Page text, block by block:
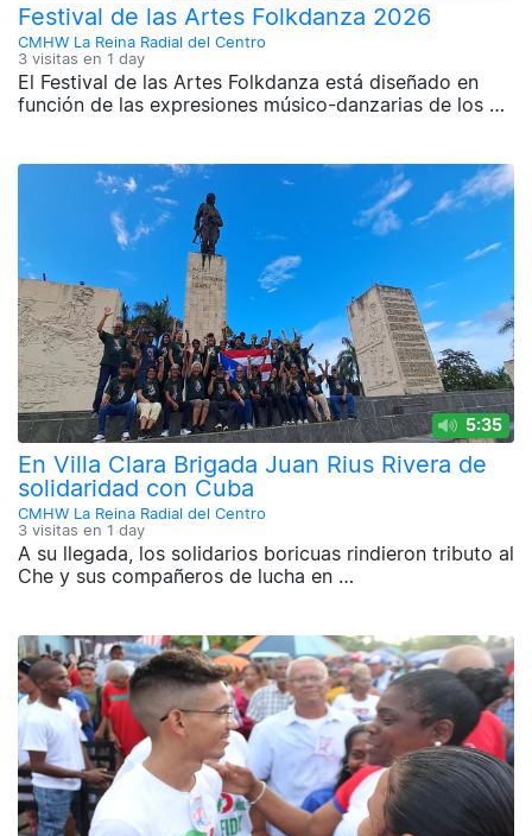
Festival de las Artes Folkdanza 2026
CMHW La Reina Radial del Centro
3 visitas en 1 day
El Festival de las Artes Folkdanza está diseñado en
función de las expresiones músico-danzarias de los …
5:35
En Villa Clara Brigada Juan Rius Rivera de
solidaridad con Cuba
CMHW La Reina Radial del Centro
3 visitas en 1 day
A su llegada, los solidarios boricuas rindieron tributo al
Che y sus compañeros de lucha en …